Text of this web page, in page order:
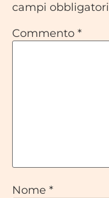
campi
Commento *
Nome *